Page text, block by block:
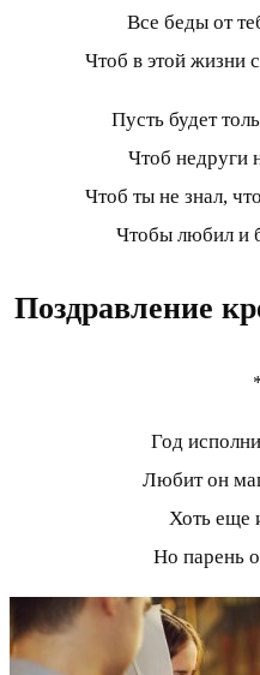
Все беды от
Чтоб в этой жизни
Пусть будет
Чтоб недруги
Чтоб ты не знал,
Чтобы любил и
Поздравление
Год
Любит он
Хоть еще
Но парень